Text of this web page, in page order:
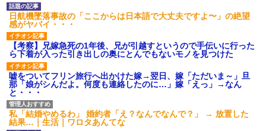
後続車にクラクションを鳴ら
され彼氏が逆切れ。「何クラク
ション鳴らしてんだ！降りてこ
いよ！」と怒鳴りだし...
【衝撃】報酬100万円超の治験
募集がこちらｗｗｗｗｗ(※画像
あり)
【ネット騒然】惨殺されたタ
ワマン頂き女子のこの動画、す
げえええええｗｗｗｗｗｗｗｗ
ｗｗｗ
【愕然】白のクラウン俺氏、
高速道路左車線を制限速度で走
った結果wwwwwwwwwwww
日航機墜落事故の「ここからは日本語で大丈夫ですよ〜」の絶望
感がヤバイ・・・
【考察】兄嫁急死の1年後、兄が引越すというので手伝いに行った
ら下着が入った引き出しの奥にとんでもないモノを見つけた
嘘をついてフリン旅行へ出かけた嫁→翌日、嫁「ただいま～」旦
那「娘がシんだよ。何度も連絡したのに…」嫁「えっ」→なん
と・・・
私「結婚やめるわ」 婚約者「え？なんでなんで？」 → 放置した
結果…｜生活｜ワロタあんてな